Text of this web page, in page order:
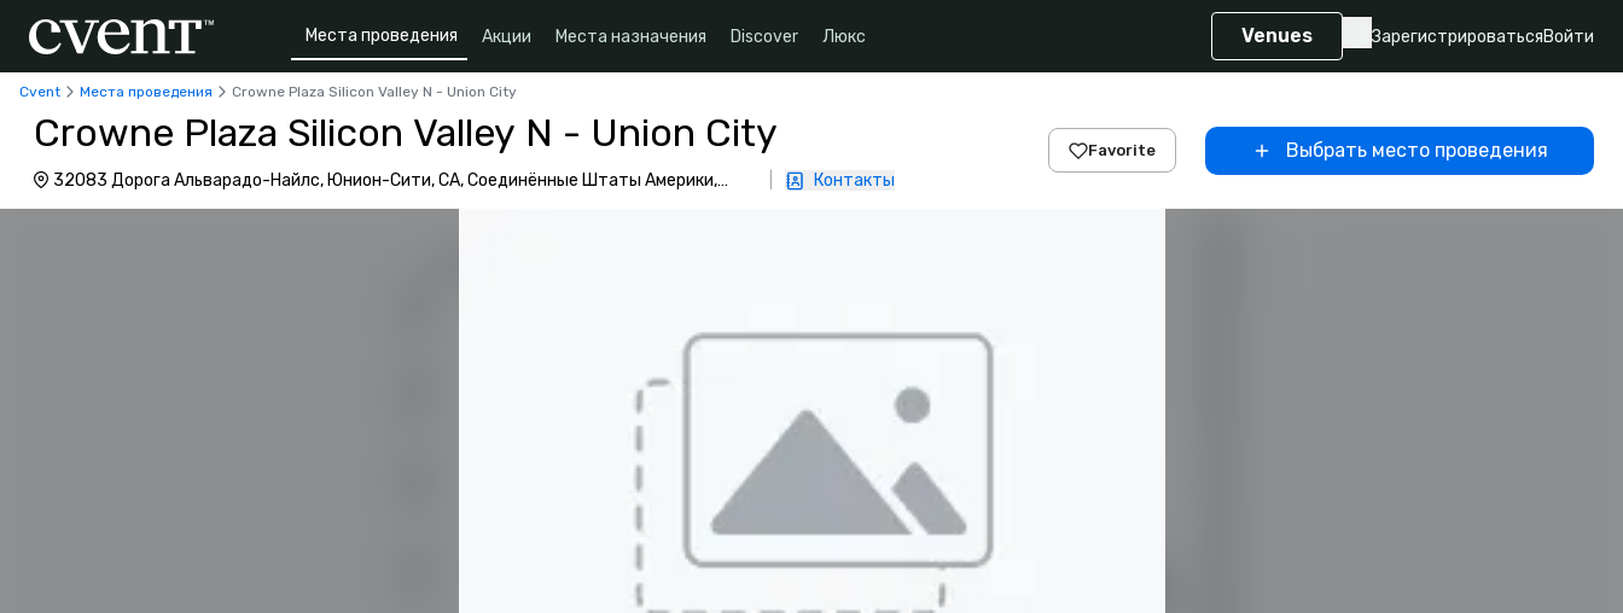
Места проведения Акции Места назначения Discover Люкс Venues ЗарегистрироватьсяВойти
Cvent Места проведения Crowne Plaza Silicon Valley N - Union City
Crowne Plaza Silicon Valley N - Union City
32083 Дорога Альварадо-Найлс, Юнион-Сити, CA, Соединённые Штаты Америки,
Контакты
Favorite Выбрать место проведения